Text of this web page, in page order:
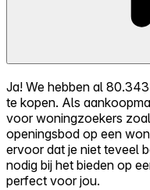
Ja! We hebben al
te kopen. Als
voor woningzoekers
openingsbod op een
ervoor dat je niet teveel
nodig bij het bieden op
perfect voor jou.